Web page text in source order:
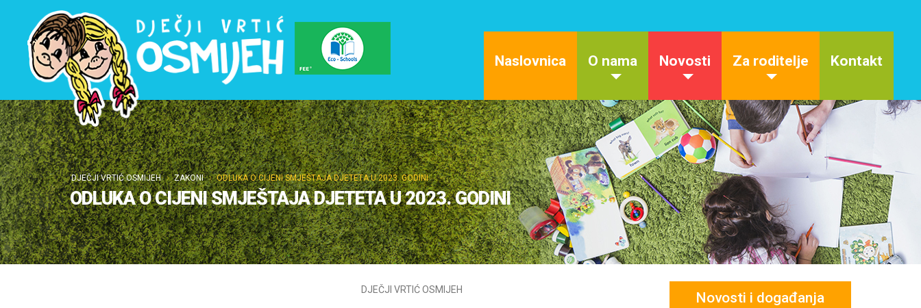
Naslovnica O nama Novosti Za roditelje Kontakt
DJEČJI VRTIĆ OSMIJEH ZAKONI ODLUKA O CIJENI SMJEŠTAJA DJETETA U 2023. GODINI
ODLUKA O CIJENI SMJEŠTAJA DJETETA U 2023. GODINI
DJEČJI VRTIĆ OSMIJEH Novosti i događanja